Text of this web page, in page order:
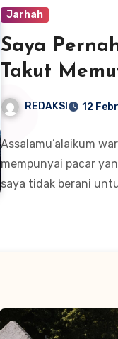
Jarhah
Saya
Takut
REDAKSI 12
Assalamu’alaikum
mempunyai pacar
saya tidak berani